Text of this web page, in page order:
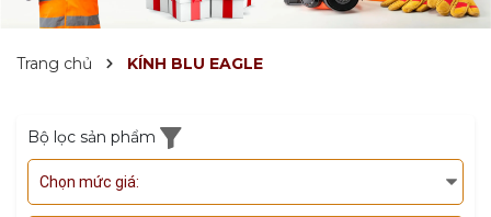
Trang chủ KÍNH BLU EAGLE
Bộ lọc sản phẩm
Chọn mức giá: